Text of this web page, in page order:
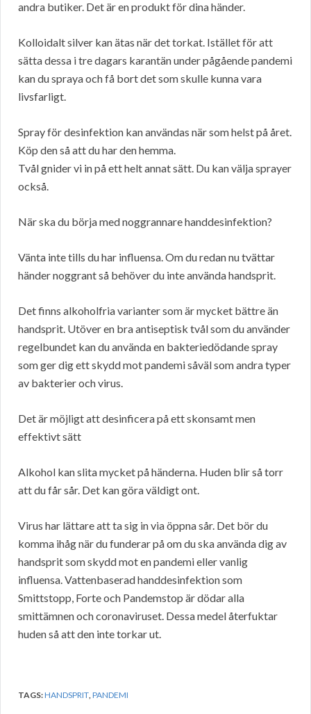
andra butiker. Det är en produkt för dina händer.
Kolloidalt silver kan ätas när det torkat. Istället för att
sätta dessa i tre dagars karantän under pågående pandemi
kan du spraya och få bort det som skulle kunna vara
livsfarligt.
Spray för desinfektion kan användas när som helst på året.
Köp den så att du har den hemma.
Tvål gnider vi in på ett helt annat sätt. Du kan välja sprayer
också.
När ska du börja med noggrannare handdesinfektion?
Vänta inte tills du har influensa. Om du redan nu tvättar
händer noggrant så behöver du inte använda handsprit.
Det finns alkoholfria varianter som är mycket bättre än
handsprit. Utöver en bra antiseptisk tvål som du använder
regelbundet kan du använda en bakteriedödande spray
som ger dig ett skydd mot pandemi såväl som andra typer
av bakterier och virus.
Det är möjligt att desinficera på ett skonsamt men
effektivt sätt
Alkohol kan slita mycket på händerna. Huden blir så torr
att du får sår. Det kan göra väldigt ont.
Virus har lättare att ta sig in via öppna sår. Det bör du
komma ihåg när du funderar på om du ska använda dig av
handsprit som skydd mot en pandemi eller vanlig
influensa. Vattenbaserad handdesinfektion som
Smittstopp, Forte och Pandemstop är dödar alla
smittämnen och coronaviruset. Dessa medel återfuktar
huden så att den inte torkar ut.
TAGS:HANDSPRIT,PANDEMI